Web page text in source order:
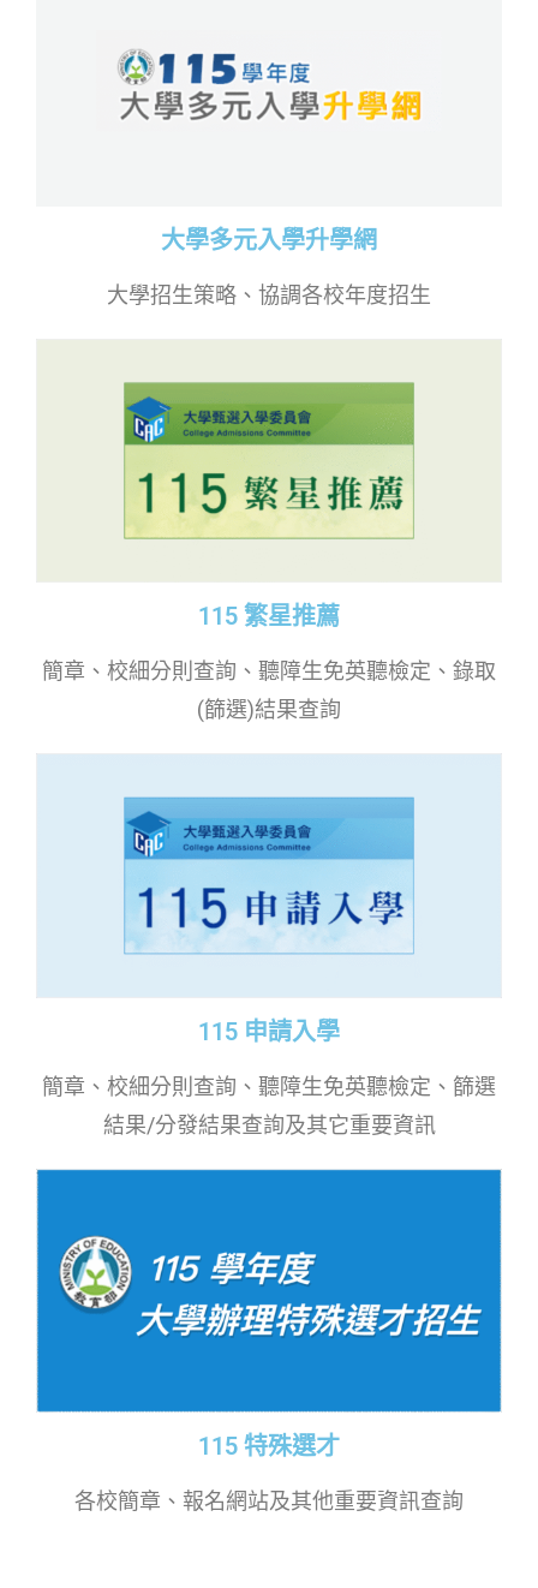
大學多元入學升學網
大學招生策略、協調各校年度招生
115 繁星推薦
簡章、校細分則查詢、聽障生免英聽檢定、錄取
(篩選)結果查詢
115 申請入學
簡章、校細分則查詢、聽障生免英聽檢定、篩選
結果/分發結果查詢及其它重要資訊
115 特殊選才
各校簡章、報名網站及其他重要資訊查詢